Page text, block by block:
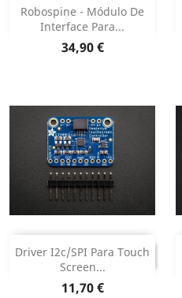
Robospine - Módulo De
Interface Para...
Preço
34,90 €
Adicionar 
Dados do produto
Driver I2c/SPI Para Touch
Screen...
Preço
11,70 €
DESCONTINUADO
DESCONTINUADO